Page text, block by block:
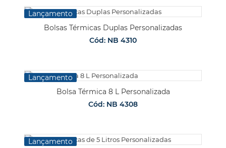
Lançamento
Bolsas Térmicas Duplas Personalizadas
Cód: NB 4310
Lançamento
Bolsa Térmica 8 L Personalizada
Cód: NB 4308
Lançamento